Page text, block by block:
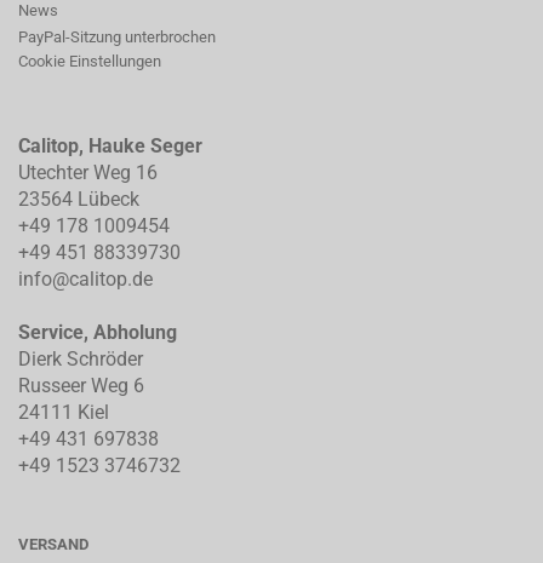
News
PayPal-Sitzung unterbrochen
Cookie Einstellungen
Calitop, Hauke Seger
Utechter Weg 16
23564 Lübeck
+49 178 1009454
+49 451 88339730
info@calitop.de
Service, Abholung
Dierk Schröder
Russeer Weg 6
24111 Kiel
+49 431 697838
+49 1523 3746732
VERSAND